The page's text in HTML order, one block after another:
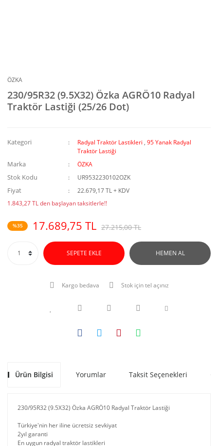
ÖZKA
230/95R32 (9.5X32) Özka AGRÖ10 Radyal
Traktör Lastiği (25/26 Dot)
Kategori Radyal Traktör Lastikleri ,95 Yanak Radyal
Traktör Lastiği
Marka ÖZKA
Stok Kodu UR9532230102OZK
Fiyat
22.679,17 TL + KDV
1.843,27 TL den başlayan taksitlerle!!
%35 17.689,75 TL 27.215,00 TL
SEPETE EKLE HEMEN AL
Kargo bedava Stok için tel açınız
Ürün Bilgisi Yorumlar Taksit Seçenekleri
230/95R32 (9.5X32) Özka AGRÖ10 Radyal Traktör Lastiği
Türkiye'nin her iline ücretsiz sevkiyat
2yıl garanti
En uygun radyal traktör lastikleri